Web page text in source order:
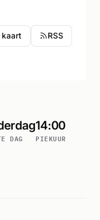
kaart RSS
DAG
14:00
PIEKUUR